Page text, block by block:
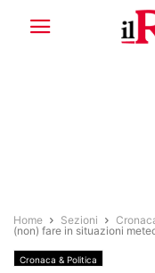
Home Sezioni
(non) fare in situazioni
Cronaca & Politica